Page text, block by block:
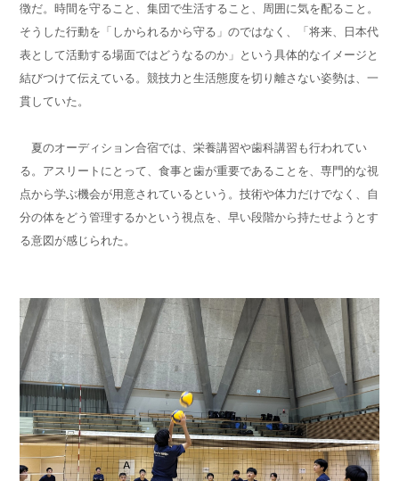
徴だ。時間を守ること、集団で生活すること、周囲に気を配ること。
そうした行動を「しかられるから守る」のではなく、「将来、日本代
表として活動する場面ではどうなるのか」という具体的なイメージと
結びつけて伝えている。競技力と生活態度を切り離さない姿勢は、一
貫していた。
夏のオーディション合宿では、栄養講習や歯科講習も行われてい
る。アスリートにとって、食事と歯が重要であることを、専門的な視
点から学ぶ機会が用意されているという。技術や体力だけでなく、自
分の体をどう管理するかという視点を、早い段階から持たせようとす
る意図が感じられた。